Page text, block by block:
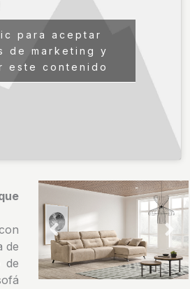
para aceptar
de marketing y
este contenido
de
de